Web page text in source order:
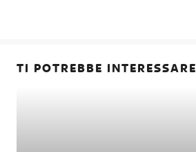
TI POTREBBE INTERESSARE